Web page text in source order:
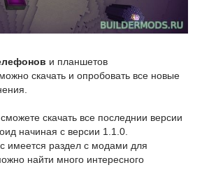
и планшетов
скачать и опробовать все новые
скачать все последнии версии
начиная с версии 1.1.0.
имеется раздел с модами для
найти много интересного